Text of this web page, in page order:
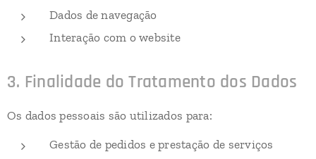
Dados de navegação
Interação com o website
3. Finalidade do Tratamento dos Dados
Os dados pessoais são utilizados para:
Gestão de pedidos e prestação de serviços